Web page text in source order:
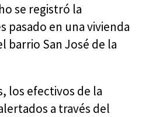
se registró la
pasado en una vivienda
barrio San José de la
los efectivos de la
a través del